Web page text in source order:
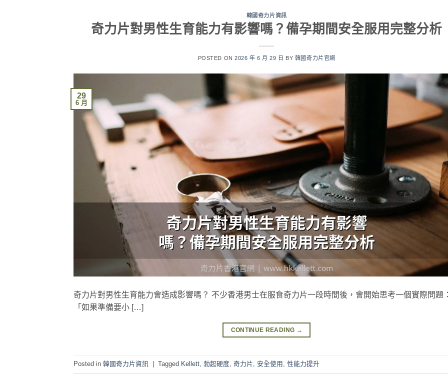
韓國奇力片資訊
奇力片對男性生育能力有影響嗎？備孕期間安全服用完整分析
POSTED ON2026 年 6 月 29 日 BY 韓國奇力片官網
29
6 月
奇力片對男性生育能力會造成影響嗎？ 不少香港男士在服食奇力片一段時間後，會開始思考一個實際問題
「如果準備要小 […]
CONTINUE READING →
Posted in 韓國奇力片資訊 Tagged Kellett, 勃起硬度, 奇力片, 安全使用 , 性能力提升